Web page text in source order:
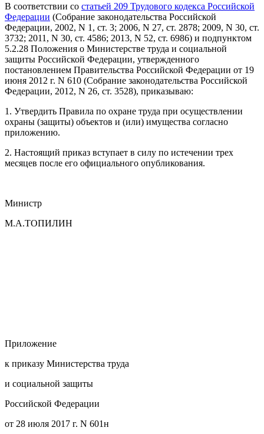
В соответствии со статьей 209 Трудового кодекса Российской
Федерации (Собрание законодательства Российской
Федерации, 2002, N 1, ст. 3; 2006, N 27, ст. 2878; 2009, N 30, ст.
3732; 2011, N 30, ст. 4586; 2013, N 52, ст. 6986) и подпунктом
5.2.28 Положения о Министерстве труда и социальной
защиты Российской Федерации, утвержденного
постановлением Правительства Российской Федерации от 19
июня 2012 г. N 610 (Собрание законодательства Российской
Федерации, 2012, N 26, ст. 3528), приказываю:
1. Утвердить Правила по охране труда при осуществлении
охраны (защиты) объектов и (или) имущества согласно
приложению.
2. Настоящий приказ вступает в силу по истечении трех
месяцев после его официального опубликования.
Министр
М.А.ТОПИЛИН
Приложение
к приказу Министерства труда
и социальной защиты
Российской Федерации
от 28 июля 2017 г. N 601н